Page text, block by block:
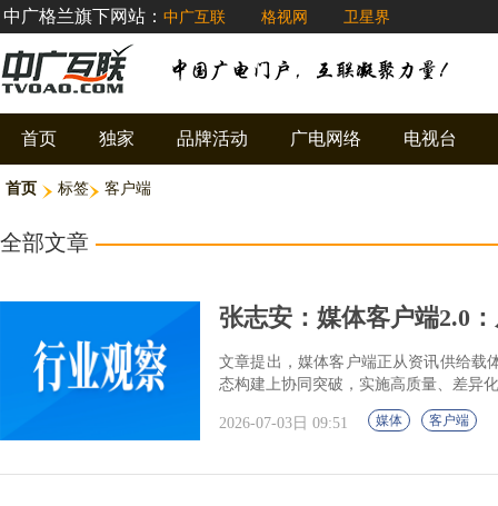
中广格兰旗下网站： 中广互联 格视网 卫星界
首页 独家 品牌活动 广电网络 电视台
首页 标签 客户端
全部文章
张志安：媒体客户端2.0
文章提出，媒体客户端正从资讯供给载
态构建上协同突破，实施高质量、差异
2026-07-03日 09:51 媒体 客户端